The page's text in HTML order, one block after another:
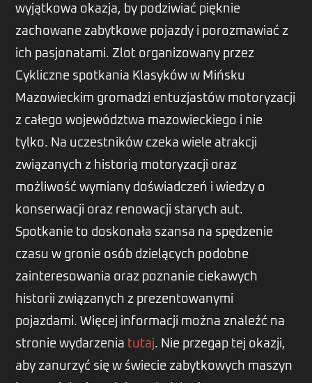
wyjątkowa okazja, by podziwiać pięknie
zachowane zabytkowe pojazdy i porozmawiać z
ich pasjonatami. Zlot organizowany przez
Cykliczne spotkania Klasyków w Mińsku
Mazowieckim gromadzi entuzjastów motoryzacji
z całego województwa mazowieckiego i nie
tylko. Na uczestników czeka wiele atrakcji
związanych z historią motoryzacji oraz
możliwość wymiany doświadczeń i wiedzy o
konserwacji oraz renowacji starych aut.
Spotkanie to doskonała szansa na spędzenie
czasu w gronie osób dzielących podobne
zainteresowania oraz poznanie ciekawych
historii związanych z prezentowanymi
pojazdami. Więcej informacji można znaleźć na
stronie wydarzenia tutaj. Nie przegap tej okazji,
aby zanurzyć się w świecie zabytkowych maszyn